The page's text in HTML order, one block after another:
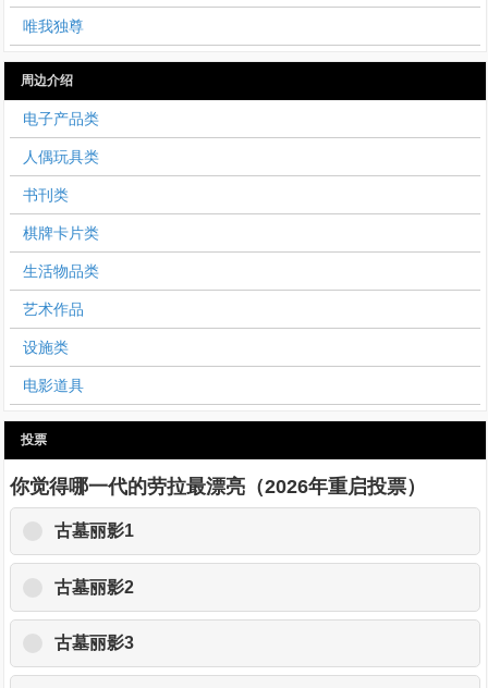
唯我独尊
周边介绍
电子产品类
人偶玩具类
书刊类
棋牌卡片类
生活物品类
艺术作品
设施类
电影道具
投票
你觉得哪一代的劳拉最漂亮（2026年重启投票）
古墓丽影1
古墓丽影2
古墓丽影3